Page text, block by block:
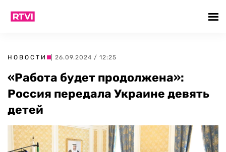
НОВОСТИ | 26.09.2024 / 12:25
«Работа будет продолжена»:
Россия передала Украине девять
детей